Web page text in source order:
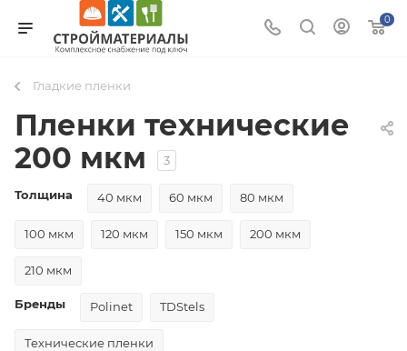
0
Гладкие пленки
Пленки технические
200 мкм
3
Толщина 40 мкм 60 мкм 80 мкм
100 мкм 120 мкм 150 мкм 200 мкм
210 мкм
Бренды Polinet TDStels
Технические пленки